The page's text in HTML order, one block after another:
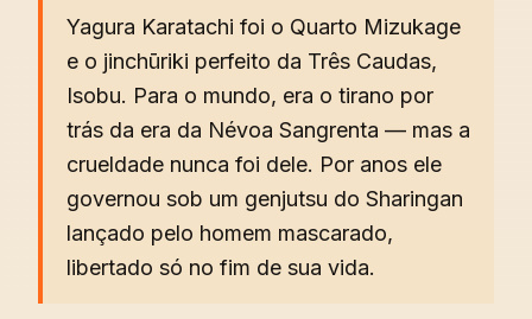
Yagura Karatachi foi o Quarto Mizukage
e o jinchūriki perfeito da Três Caudas,
Isobu. Para o mundo, era o tirano por
trás da era da Névoa Sangrenta — mas a
crueldade nunca foi dele. Por anos ele
governou sob um genjutsu do Sharingan
lançado pelo homem mascarado,
libertado só no fim de sua vida.